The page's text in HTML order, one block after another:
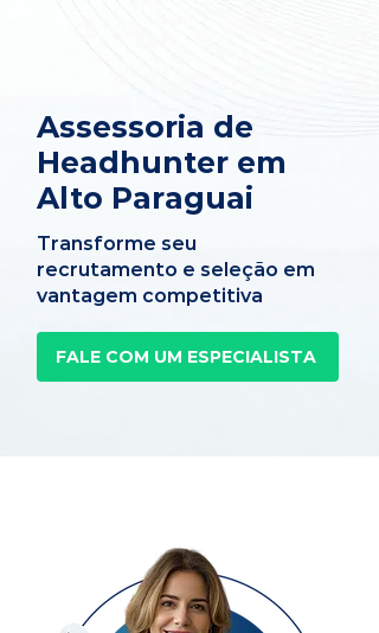
Assessoria de
Headhunter em
Alto Paraguai
Transforme seu
recrutamento e seleção em
vantagem competitiva
FALE COM UM ESPECIALISTA